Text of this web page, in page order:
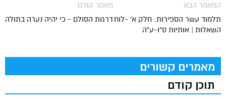
מאמר קודם
דרגות הסולם - כי יהיה נערה בתולה
המאמר הבא
תלמוד עשר הספירות: חלק א' -לוח
השאלות | אותיות ס"ו-ע"ה
מאמרים קשורים
תוכן קודם